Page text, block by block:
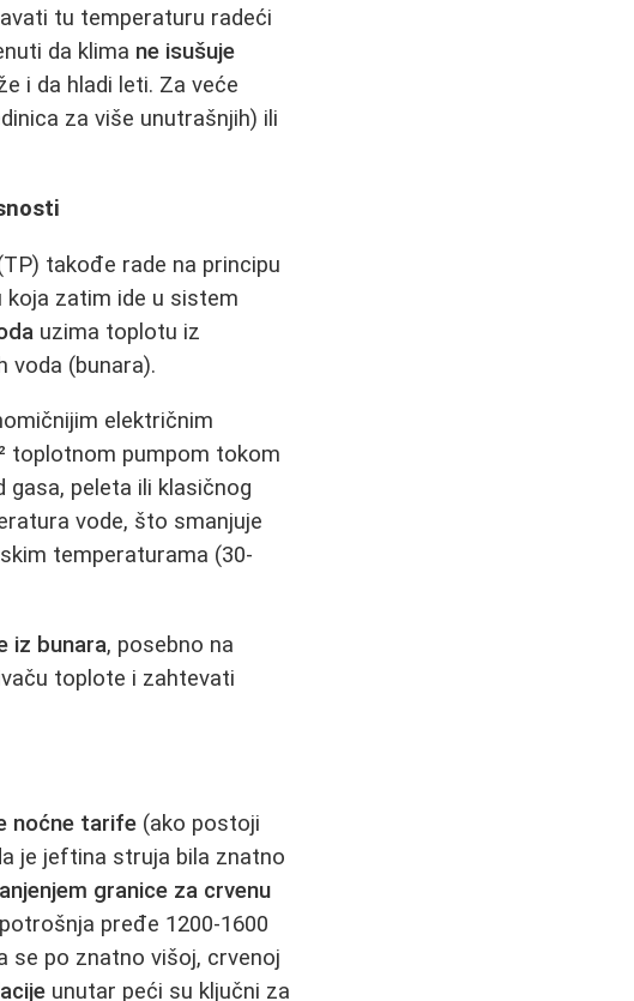
tu temperaturu radeći
da klima ne isušuje
i da hladi leti. Za veće
za više unutrašnjih) ili
takođe rade na principu
koja zatim ide u sistem
uzima toplotu iz
voda (bunara).
električnim
toplotnom pumpom tokom
peleta ili klasičnog
vode, što smanjuje
temperaturama (30-
iz bunara, posebno na
toplote i zahtevati
noćne tarife (ako postoji
je jeftina struja bila znatno
granice za crvenu
pređe 1200-1600
se po znatno višoj, crvenoj
unutar peći su ključni za